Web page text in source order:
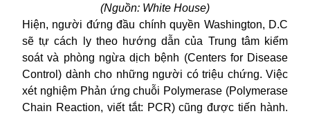
(Nguồn: White House)
Hiện, người đứng đầu chính quyền Washington, D.C
sẽ tự cách ly theo hướng dẫn của Trung tâm kiểm
soát và phòng ngừa dịch bệnh (Centers for Disease
Control) dành cho những người có triệu chứng. Việc
xét nghiệm Phản ứng chuỗi Polymerase (Polymerase
Chain Reaction, viết tắt: PCR) cũng được tiến hành.